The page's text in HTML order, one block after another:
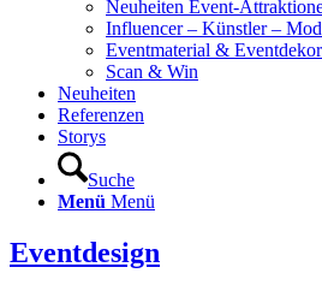
Neuheiten Event-
Influencer – Künstler –
Eventmaterial &
Scan & Win
Neuheiten
Referenzen
Storys
Suche
Menü Menü
Eventdesign